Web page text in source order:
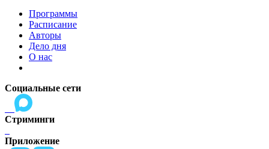
Программы
Расписание
Авторы
Дело дня
О нас
Социальные сети
Стриминги
Приложение